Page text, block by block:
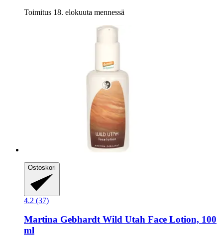
Toimitus 18. elokuuta mennessä
Ostoskori
4.2 (37)
Martina GebhardtWild Utah Face Lotion, 100
ml